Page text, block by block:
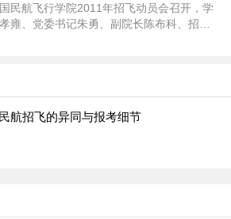
民航飞行学院2011年招飞动员会召开，学
雍、党委书记朱勇、副院长陈布科、招生
航招飞的异同与报考细节